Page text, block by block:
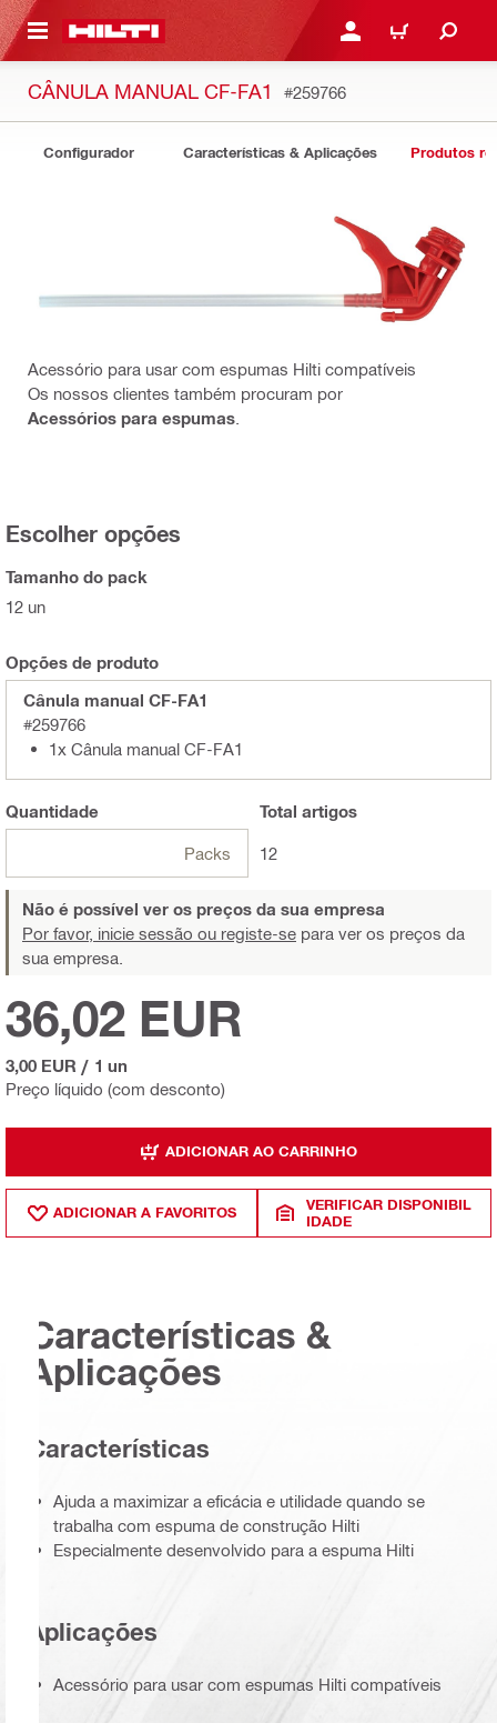
CONTENT ENTRAR OU REGISTAR
CARRINHO
CÂNULA MANUAL CF-FA1 #259766
Configurador Características & Aplicações Produtos
Acessório para usar com espumas Hilti compatíveis
Os nossos clientes também procuram por
Acessórios para espumas
Escolher opções
Tamanho do pack
12 un
Opções de produto
Cânula manual CF-FA1
#259766
1x Cânula manual CF-FA1
Quantidade
Packs
Total artigos
12
Não é possível ver os preços da sua empresa
Por favor, inicie sessão ou registe-se para ver os preços da
sua empresa.
Preço líquido (com desconto)
36,02 EUR
3,00 EUR / 1 un
ADICIONAR AO CARRINHO
ADICIONAR A FAVORITOS
VERIFICAR DISPONIBIL
IDADE
Características &
Aplicações
Características
Ajuda a maximizar a eficácia e utilidade quando se
trabalha com espuma de construção Hilti
Especialmente desenvolvido para a espuma Hilti
Aplicações
Acessório para usar com espumas Hilti compatíveis